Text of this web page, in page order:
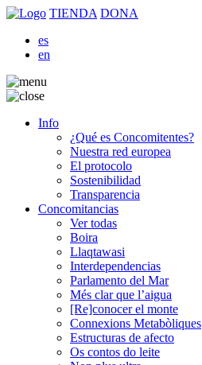
TIENDA DONA
es
en
Info
¿Qué es Concomitentes?
Nuestra red europea
El protocolo
Sostenibilidad
Transparencia
Concomitancias
Ver todas
Boira
Llaqtawasi
Interdependencias
Parlamento del Mar
Més clar que l’aigua
[Re]conocer el monte
Connexions Metabòliques
Estructuras de afecto
Os contos do leite